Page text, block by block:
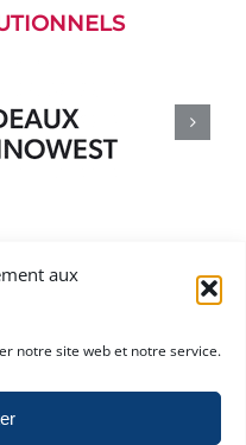
aux
notre site web et notre service.